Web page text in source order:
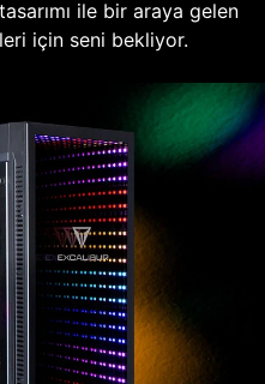
ile bir araya gelen
için seni bekliyor.